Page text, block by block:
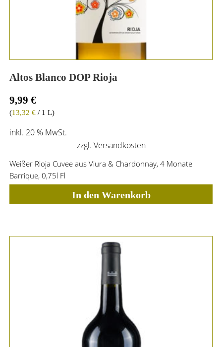
Altos Blanco DOP Rioja
9,99 €
(13,32 €/ 1 L)
inkl. 20 % MwSt.
zzgl. Versandkosten
Weißer Rioja Cuvee aus Viura & Chardonnay, 4 Monate
Barrique, 0,75l Fl
In den Warenkorb